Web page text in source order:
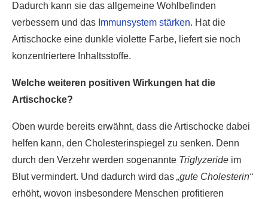
Dadurch kann sie das allgemeine Wohlbefinden
verbessern und das Immunsystem stärken. Hat die
Artischocke eine dunkle violette Farbe, liefert sie noch
konzentriertere Inhaltsstoffe.
Welche weiteren positiven Wirkungen hat die
Artischocke?
Oben wurde bereits erwähnt, dass die Artischocke dabei
helfen kann, den Cholesterinspiegel zu senken. Denn
durch den Verzehr werden sogenannte Triglyzeride im
Blut vermindert. Und dadurch wird das „gute Cholesterin“
erhöht, wovon insbesondere Menschen profitieren